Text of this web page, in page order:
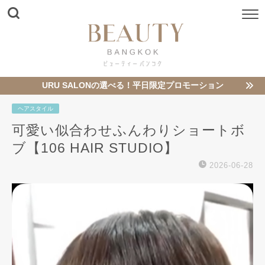
URU SALONの選べる！平日限定プロモーション
ヘアスタイル
可愛い似合わせふんわりショートボ
ブ【106 HAIR STUDIO】
2026-06-28
動
画
ー
ヤ